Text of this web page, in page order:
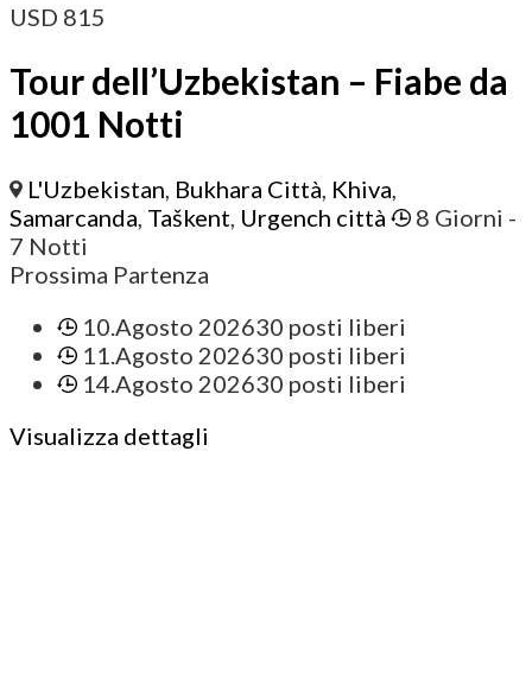
USD 815
Tour dell’Uzbekistan – Fiabe da
1001 Notti
L'Uzbekistan, Bukhara Città, Khiva,
Samarcanda, Taškent, Urgench città 8 Giorni -
7 Notti
Prossima Partenza
10.Agosto 202630 posti liberi
11.Agosto 202630 posti liberi
14.Agosto 202630 posti liberi
Visualizza dettagli